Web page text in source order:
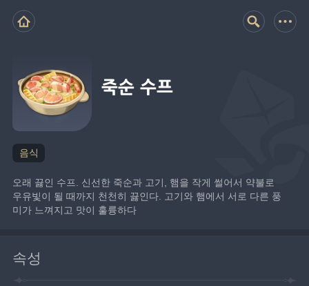
죽순 수프
음식
오래 끓인 수프. 신선한 죽순과 고기, 햄을 작게 썰어서 약불로
우유빛이 될 때까지 천천히 끓인다. 고기와 햄에서 서로 다른 풍
미가 느껴지고 맛이 훌륭하다
속성